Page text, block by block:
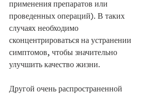
применения препаратов или
проведенных операций). В таких
случаях необходимо
сконцентрироваться на устранении
симптомов, чтобы значительно
улучшить качество жизни.
Другой очень распространенной